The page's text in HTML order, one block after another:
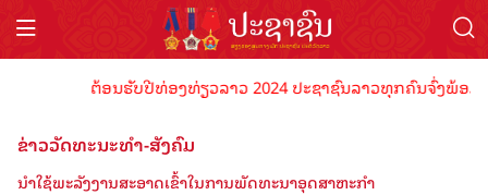
ຕ້ອນຮັບປີທ່ອງທ່ຽວລາວ 2024 ປະຊາຊົນລາວທຸກຄົນຈົ່ງພ້ອມເ
ຂ່າວວັດທະນະທຳ-ສັງຄົມ
ນຳໃຊ້ພະລັງງານສະອາດເຂົ້າໃນການພັດທະນາອຸດສາຫະກຳ